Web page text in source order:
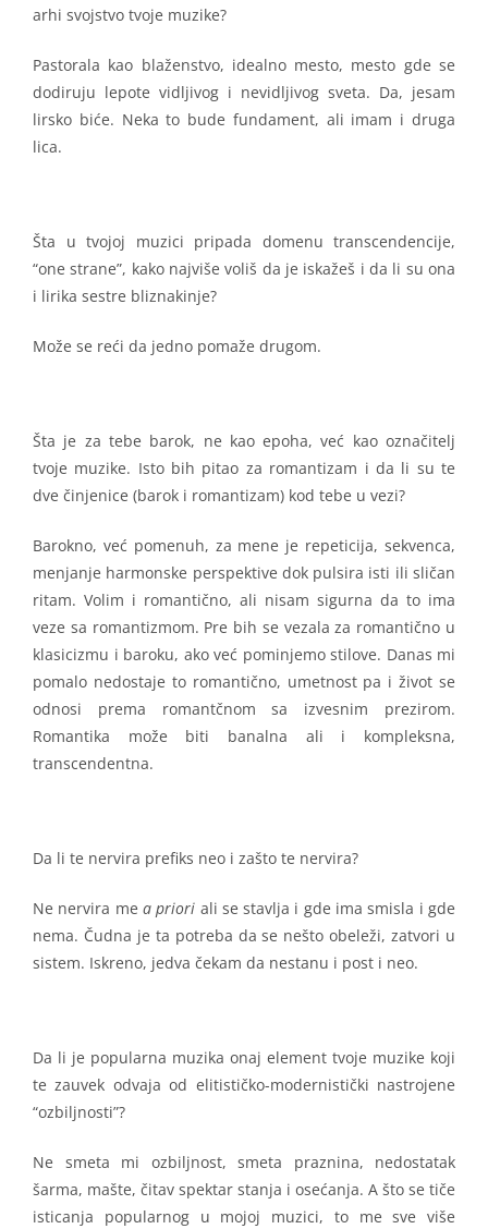
arhi svojstvo tvoje muzike?
Pastorala kao blaženstvo, idealno mesto, mesto gde se
dodiruju lepote vidljivog i nevidljivog sveta. Da, jesam
lirsko biće. Neka to bude fundament, ali imam i druga
lica.
Šta u tvojoj muzici pripada domenu transcendencije,
“one strane”, kako najviše voliš da je iskažeš i da li su ona
i lirika sestre bliznakinje?
Može se reći da jedno pomaže drugom.
Šta je za tebe barok, ne kao epoha, već kao označitelj
tvoje muzike. Isto bih pitao za romantizam i da li su te
dve činjenice (barok i romantizam) kod tebe u vezi?
Barokno, već pomenuh, za mene je repeticija, sekvenca,
menjanje harmonske perspektive dok pulsira isti ili sličan
ritam. Volim i romantično, ali nisam sigurna da to ima
veze sa romantizmom. Pre bih se vezala za romantično u
klasicizmu i baroku, ako već pominjemo stilove. Danas mi
pomalo nedostaje to romantično, umetnost pa i život se
odnosi prema romantčnom sa izvesnim prezirom.
Romantika može biti banalna ali i kompleksna,
transcendentna.
Da li te nervira prefiks neo i zašto te nervira?
Ne nervira me a priori ali se stavlja i gde ima smisla i gde
nema. Čudna je ta potreba da se nešto obeleži, zatvori u
sistem. Iskreno, jedva čekam da nestanu i post i neo.
Da li je popularna muzika onaj element tvoje muzike koji
te zauvek odvaja od elitističko-modernistički nastrojene
“ozbiljnosti”?
Ne smeta mi ozbiljnost, smeta praznina, nedostatak
šarma, mašte, čitav spektar stanja i osećanja. A što se tiče
isticanja popularnog u mojoj muzici, to me sve više